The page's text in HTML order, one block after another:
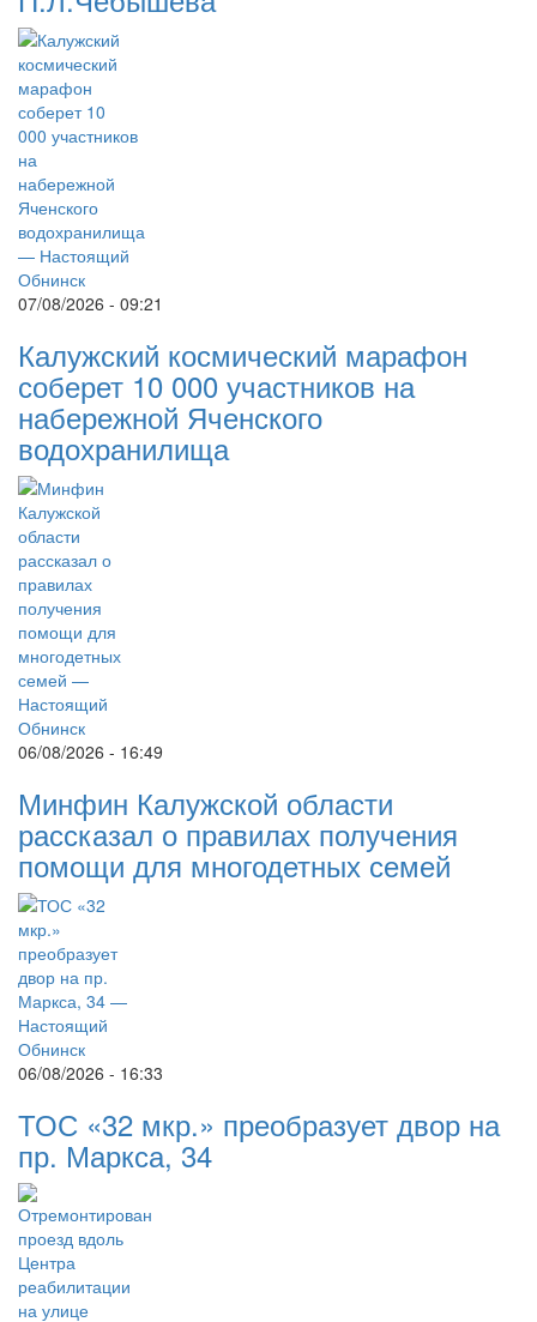
07/08/2026 - 09:21
Калужский космический марафон
соберет 10 000 участников на
набережной Яченского
водохранилища
06/08/2026 - 16:49
Минфин Калужской области
рассказал о правилах получения
помощи для многодетных семей
06/08/2026 - 16:33
ТОС «32 мкр.» преобразует двор на
пр. Маркса, 34